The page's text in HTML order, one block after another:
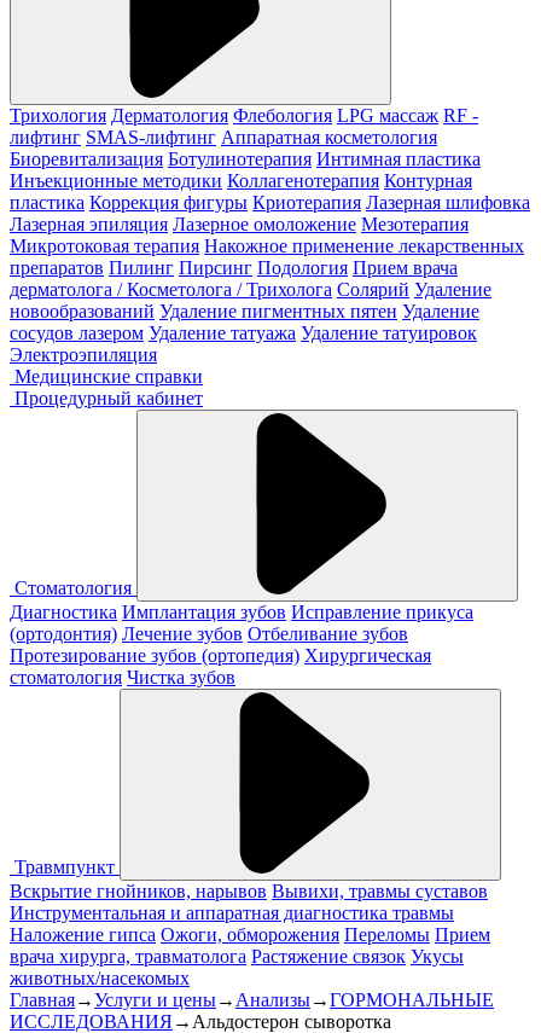
Трихология Дерматология Флебология LPG массаж RF -
лифтинг SMAS-лифтинг Аппаратная косметология
Биоревитализация Ботулинотерапия Интимная пластика
Инъекционные методики Коллагенотерапия Контурная
пластика Коррекция фигуры Криотерапия Лазерная шлифовка
Лазерная эпиляция Лазерное омоложение Мезотерапия
Микротоковая терапия Накожное применение лекарственных
препаратов Пилинг Пирсинг Подология Прием врача
дерматолога / Косметолога / Трихолога Солярий Удаление
новообразований Удаление пигментных пятен Удаление
сосудов лазером Удаление татуажа Удаление татуировок
Электроэпиляция
Медицинские справки
Процедурный кабинет
Стоматология
Диагностика Имплантация зубов Исправление прикуса
(ортодонтия) Лечение зубов Отбеливание зубов
Протезирование зубов (ортопедия) Хирургическая
стоматология Чистка зубов
Травмпункт
Вскрытие гнойников, нарывов Вывихи, травмы суставов
Инструментальная и аппаратная диагностика травмы
Наложение гипса Ожоги, обморожения Переломы Прием
врача хирурга, травматолога Растяжение связок Укусы
животных/насекомых
Главная→Услуги и цены→ Анализы→ГОРМОНАЛЬНЫЕ
ИССЛЕДОВАНИЯ→ Альдостерон сыворотка